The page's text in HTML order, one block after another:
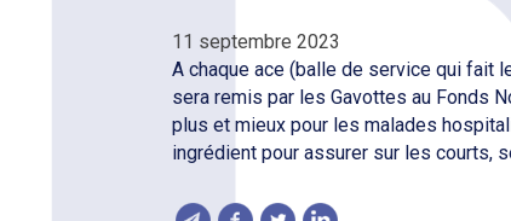
11 septembre 2023
A chaque ace (balle de service qui fait
sera remis par les Gavottes au Fonds
plus et mieux pour les malades
ingrédient pour assurer sur les courts,